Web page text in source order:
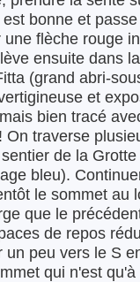
bonne et
flèche rouge
ensuite dans
(grand abri-
et
bien tracé
traverse
de la
bleu).
le sommet au
que le
de repos
peu vers le S
qui n'est qu'à